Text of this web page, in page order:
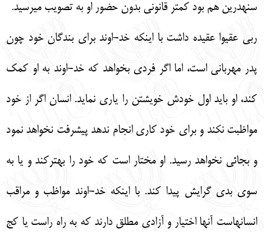
سنهدرين هم بود كمتر قانوني بدون حضور او به تصويب ميرسيد.
ربي عقيوا عقيده داشت با اينكه خد-اوند براي بندگان خود چون
پدر مهرباني است، اما اگر فردي بخواهد كه خد-اوند به او كمك
كند، او بايد اول خودش خويشتن را ياري نمايد. انسان اگر از خود
مواظبت نكند و براي خود كاري انجام ندهد پيشرفت نخواهد نمود
و بجائي نخواهد رسيد. او مختار است كه خود را بهتركند و يا به
سوي بدي گرايش پيدا كند. با اينكه خد-اوند مواظب و مراقب
انسانهاست آنها اختيار و آزادي مطلق دارند كه به راه راست يا كج